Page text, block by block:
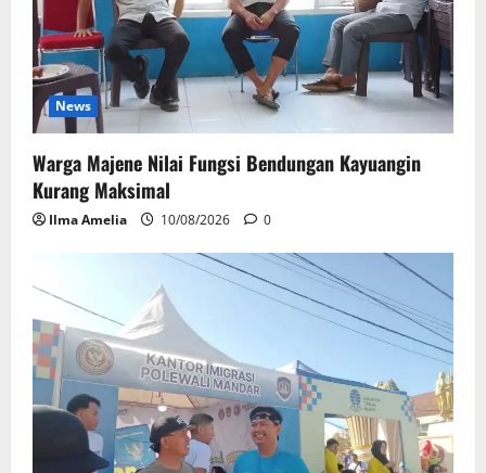
News
Warga Majene Nilai Fungsi Bendungan Kayuangin
Kurang Maksimal
Ilma Amelia 10/08/2026 0